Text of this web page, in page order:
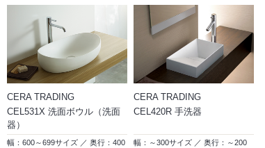
CERA TRADING
CEL531X 洗面ボウル（洗面
器）
幅：600～699サイズ ／ 奥行：400
CERA TRADING
CEL420R 手洗器
幅：～300サイズ ／ 奥行：～200